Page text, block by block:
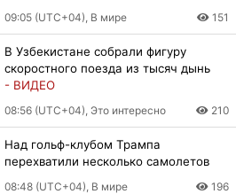
09:05 (UTC+04), В мире 151
В Узбекистане собрали фигуру
скоростного поезда из тысяч дынь
- ВИДЕО
08:56 (UTC+04), Это интересно 210
Над гольф-клубом Трампа
перехватили несколько самолетов
08:48 (UTC+04), В мире 196